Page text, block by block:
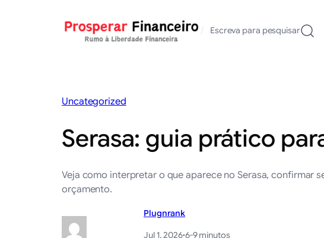
/ Escreva para pesquisar
Uncategorized
Serasa: guia prático
Veja como interpretar o que aparece no Serasa, confirmar
orçamento.
Plugnrank
Jul 1, 2026·6-9 minutos